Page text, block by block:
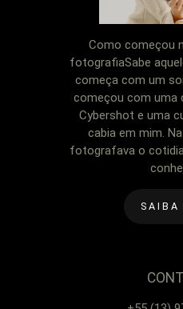
Como começou
fotografiaSabe
começa com um
começou com uma
Cybershot e uma
cabia em mim.
fotografava o
SAIBA